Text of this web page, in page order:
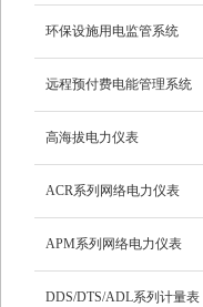
环保设施用电监管系统
远程预付费电能管理系统
高海拔电力仪表
ACR系列网络电力仪表
APM系列网络电力仪表
DDS/DTS/ADL系列计量表